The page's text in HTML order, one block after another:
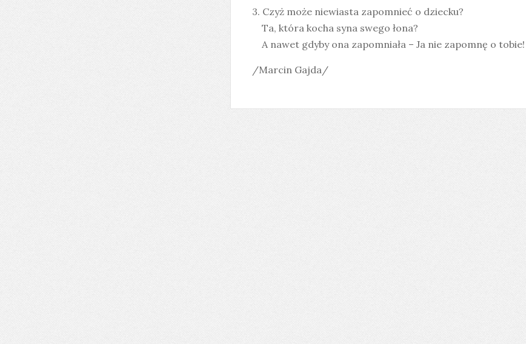
3. Czyż może niewiasta zapomnieć o dziecku?
Ta, która kocha syna swego łona?
A nawet gdyby ona zapomniała – Ja nie zapomnę o tobie!
/Marcin Gajda/